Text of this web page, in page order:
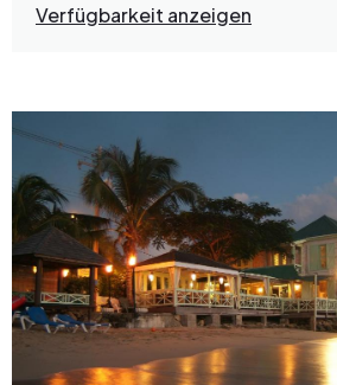
Verfügbarkeit anzeigen